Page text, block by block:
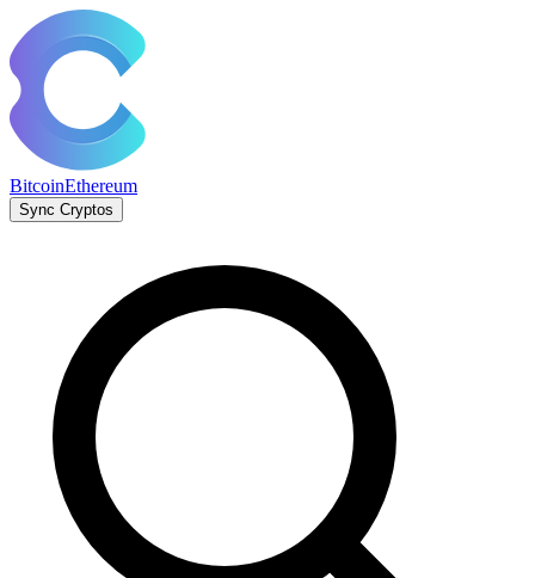
BitcoinEthereum
Sync Cryptos